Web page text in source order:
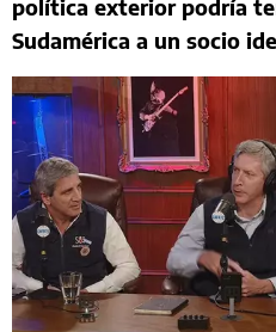
política exterior podría
Sudamérica a un socio